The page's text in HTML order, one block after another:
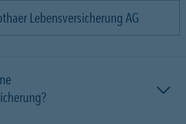
Lebensversicherung AG